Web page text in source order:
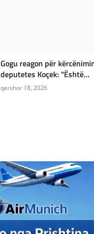
Gogu reagon për
deputetes Koçek: "Është...
qershor 18, 2026